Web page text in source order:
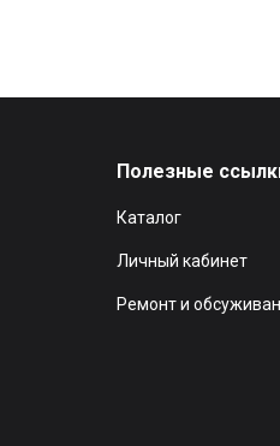
Полезные
Каталог
Личный кабинет
Ремонт и